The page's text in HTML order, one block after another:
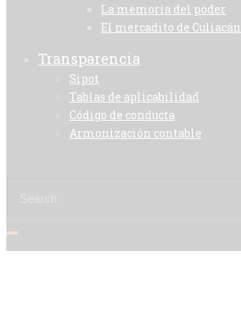
La memoria del poder
El mercadito de Culiacán
Transparencia
Sipot
Tablas de aplicabilidad
Código de conducta
Armonización contable